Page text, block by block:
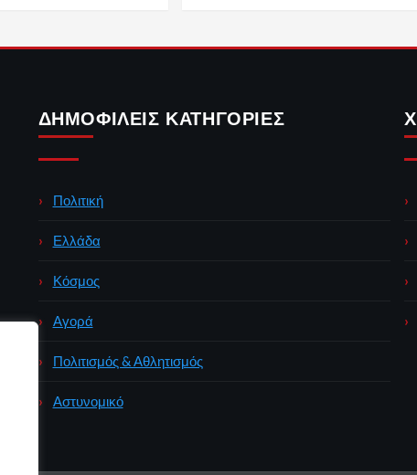
ΔΗΜΟΦΙΛΕΊΣ ΚΑΤΗΓΟΡΊΕΣ
Πολιτική
Ελλάδα
Κόσμος
Αγορά
Πολιτισμός & Αθλητισμός
Αστυνομικό